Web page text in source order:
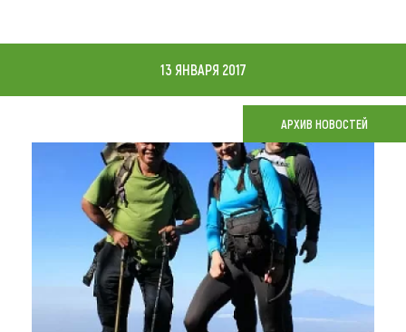
Карта
Что привезти (сувениры)
О регионе
Коллекция впечатлений
Другие рубрики
13 ЯНВАРЯ 2017
АРХИВ НОВОСТЕЙ